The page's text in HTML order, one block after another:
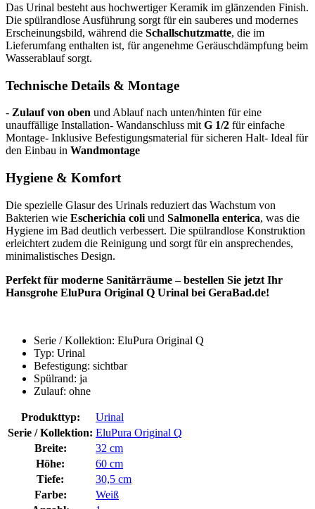
Das Urinal besteht aus hochwertiger Keramik im glänzenden Finish.
Die spülrandlose Ausführung sorgt für ein sauberes und modernes
Erscheinungsbild, während die Schallschutzmatte, die im
Lieferumfang enthalten ist, für angenehme Geräuschdämpfung beim
Wasserablauf sorgt.
Technische Details & Montage
- Zulauf von oben und Ablauf nach unten/hinten für eine
unauffällige Installation- Wandanschluss mit G 1/2 für einfache
Montage- Inklusive Befestigungsmaterial für sicheren Halt- Ideal für
den Einbau in Wandmontage
Hygiene & Komfort
Die spezielle Glasur des Urinals reduziert das Wachstum von
Bakterien wie Escherichia coli und Salmonella enterica, was die
Hygiene im Bad deutlich verbessert. Die spülrandlose Konstruktion
erleichtert zudem die Reinigung und sorgt für ein ansprechendes,
minimalistisches Design.
Perfekt für moderne Sanitärräume – bestellen Sie jetzt Ihr
Hansgrohe EluPura Original Q Urinal bei GeraBad.de!
Serie / Kollektion: EluPura Original Q
Typ: Urinal
Befestigung: sichtbar
Spülrand: ja
Zulauf: ohne
Produkttyp:
Urinal
Serie / Kollektion: EluPura Original Q
Breite:
32 cm
Höhe:
60 cm
Tiefe:
30,5 cm
Farbe:
Weiß